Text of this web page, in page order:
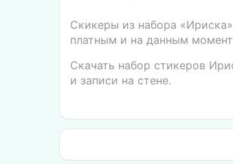
Скикеры из набора
платным и на данным
Скачать набор стикеров
и записи на стене.